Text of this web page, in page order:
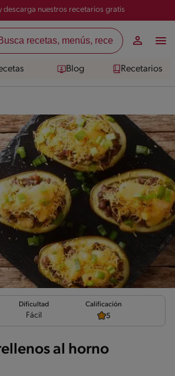
descarga nuestros recetarios gratis
Blog Recetarios
Dificultad
Fácil
Calificación
5
al horno